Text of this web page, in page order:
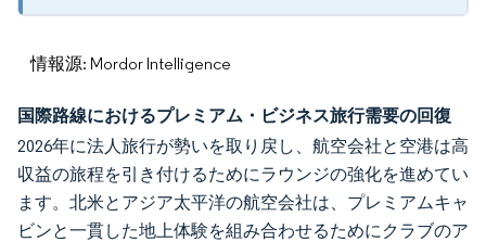
情報源: Mordor Intelligence
国際路線におけるプレミアム・ビジネス旅行需要の回復
2026年に法人旅行が勢いを取り戻し、航空会社と空港は高
収益の旅程を引き付けるためにラウンジの強化を進めてい
ます。北米とアジア太平洋の航空会社は、プレミアムキャ
ビンと一貫した地上体験を組み合わせるためにクラブのア